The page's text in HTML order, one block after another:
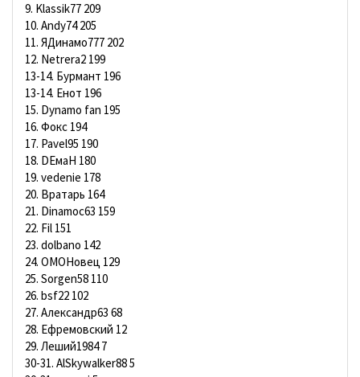
9. Klassik77 209
10. Andy74 205
11. ЯДинамо777 202
12. Netrera2 199
13-14. Бурмант 196
13-14. Енот 196
15. Dynamo fan 195
16. Фокс 194
17. Pavel95 190
18. DЕмаН 180
19. vedenie 178
20. Вратарь 164
21. Dinamoc63 159
22. Fil 151
23. dolbano 142
24. ОМОНовец 129
25. Sorgen58 110
26. bsf22 102
27. Александр63 68
28. Ефремовский 12
29. Леший1984 7
30-31. AlSkywalker88 5